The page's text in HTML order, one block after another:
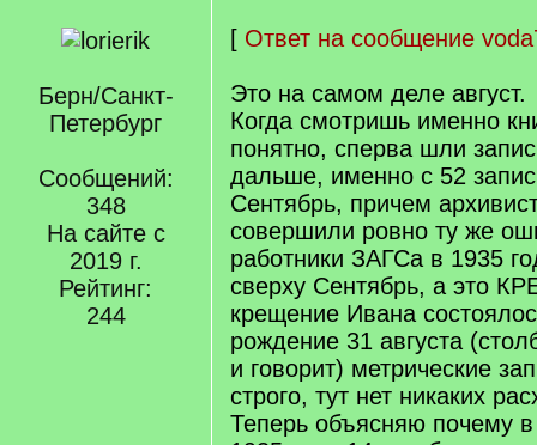
Берн/Санкт-
Петербург
Сообщений:
348
На сайте с
2019 г.
Рейтинг:
244
[ Ответ на сообщение
Это на самом деле август.
Когда смотришь именно
понятно, сперва шли
дальше, именно с 52
Сентябрь, причем
совершили ровно ту же
работники ЗАГСа в 1935
сверху Сентябрь, а это
крещение Ивана
рождение 31 августа
и говорит) метрические
строго, тут нет никаких
Теперь объясняю почему в